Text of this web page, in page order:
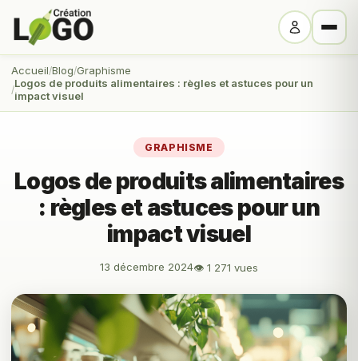
Accueil Blog Graphisme
Logos de produits alimentaires : règles et astuces pour un
impact visuel
GRAPHISME
Logos de produits alimentaires
: règles et astuces pour un
impact visuel
13 décembre 2024👁 1 271 vues